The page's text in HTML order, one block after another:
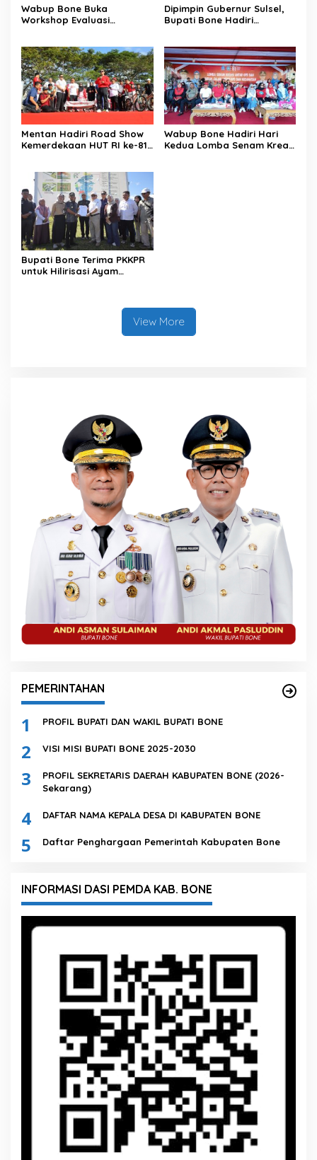
Wabup Bone Buka
Workshop Evaluasi
Dipimpin Gubernur Sulsel,
Bupati Bone Hadiri
Mentan Hadiri Road Show
Kemerdekaan HUT RI ke-81
Puluhan Ribu Masyarakat
Wabup Bone Hadiri Hari
Kedua Lomba Senam Kreasi
Bupati Bone Terima PKKPR
untuk Hilirisasi Ayam
View More
PEMERINTAHAN
1 PROFIL BUPATI DAN WAKIL BUPATI BONE
2 VISI MISI BUPATI BONE 2025-2030
3
PROFIL SEKRETARIS DAERAH KABUPATEN BONE (2026-
Sekarang)
4 DAFTAR NAMA KEPALA DESA DI KABUPATEN BONE
5 Daftar Penghargaan Pemerintah Kabupaten Bone
INFORMASI DASI PEMDA KAB. BONE